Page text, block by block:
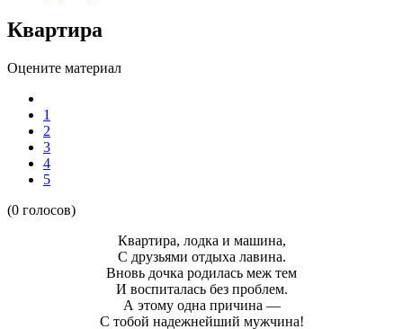
Квартира
Оцените материал
1
2
3
4
5
(0 голосов)
Квартира, лодка и машина,
С друзьями отдыха лавина.
Вновь дочка родилась меж тем
И воспиталась без проблем.
А этому одна причина —
С тобой надежнейший мужчина!